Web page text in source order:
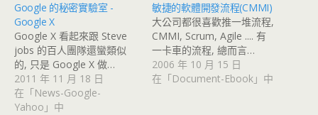
Google 的秘密實驗室 -
Google X
Google X 看起來跟 Steve
jobs 的百人團隊還蠻類似
的, 只是 Google X 做…
2011 年 11 月 18 日
在「News-Google-
Yahoo」中
敏捷的軟體開發流程(CMMI)
大公司都很喜歡推一堆流程,
CMMI, Scrum, Agile .... 有
一卡車的流程, 總而言…
2006 年 10 月 15 日
在「Document-Ebook」中